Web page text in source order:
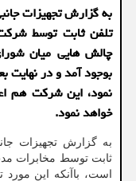
به گزارش تجهیزات
تلفن ثابت توسط
چالش هایی میان
بوجود آمد و در نهایت
نمود، این شرکت هم
خواهد نمود.
به گزارش تجهیزات
ثابت توسط مخابرات
است، باآنکه این مورد